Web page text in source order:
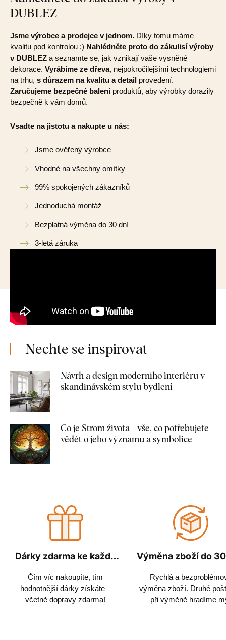
DUBLEZ
Jsme výrobce a prodejce v jednom. Díky tomu máme
kvalitu pod kontrolou :) Nahlédněte proto do zákulisí výroby
v DUBLEZ a seznamte se, jak vznikají vaše vysněné
dekorace. Vyrábíme ze dřeva, nejpokročilejšími technologiemi
na trhu, s důrazem na kvalitu a detail provedení.
Zaručujeme bezpečné baleníproduktů, aby výrobky dorazily
bezpečně k vám domů.
Vsadte na jistotu a nakupte u nás:
Jsme ověřený výrobce
Vhodné na všechny omítky
99% spokojených zákazníků
Jednoduchá montáž
Bezplatná výměna do 30 dní
3-letá záruka
Nechte se inspirovat
Návrh a design moderního interiéru v
skandinávském stylu bydlení
Co je Strom života - vše, co potřebujete
vědět o jeho významu a symbolice
Dárky zdarma ke každé
Čím víc nakoupíte, tím
hodnotnější dárky získáte –
včetně dopravy zdarma!
Výměna zboží do
Rychlá a
výměna zboží. Druhé
při výměně hradíme